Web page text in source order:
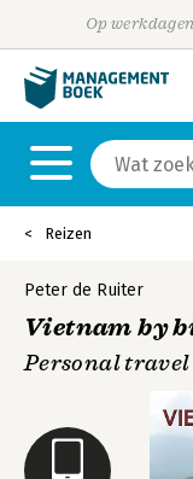
Op
Reizen
Peter de Ruiter
Vietnam by
Personal travel